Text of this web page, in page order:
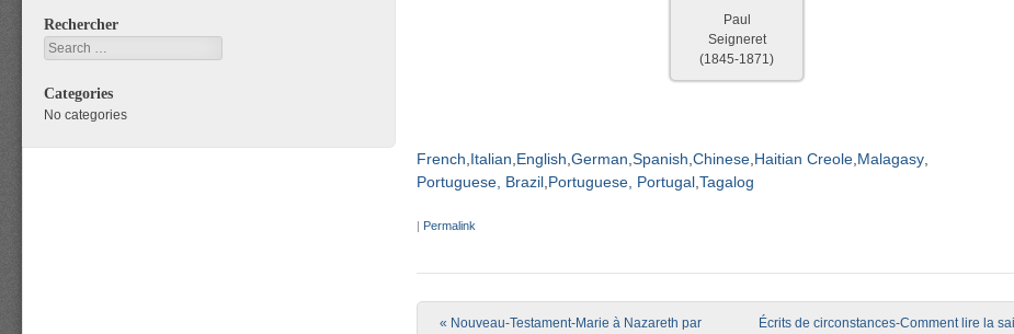
Paul
Seigneret
(1845-1871)
French Italian English German Spanish Chinese Haitian Creole Malagasy
Portuguese, Brazil Portuguese, Portugal Tagalog
| Permalink
Post navigation
« Nouveau-Testament-Marie à Nazareth par Écrits de circonstances-Comment lire la
Rechercher
Search
Categories
No categories